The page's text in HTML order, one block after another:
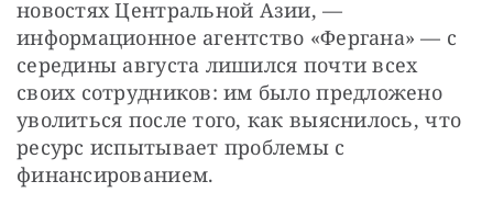
новостях Центральной Азии, —
информационное агентство «Фергана» — с
середины августа лишился почти всех
своих сотрудников: им было предложено
уволиться после того, как выяснилось, что
ресурс испытывает проблемы с
финансированием.